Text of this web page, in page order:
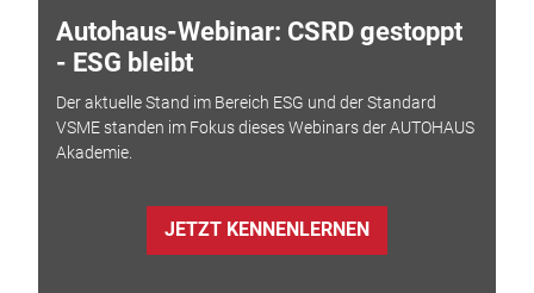
Autohaus-Webinar: CSRD gestoppt
- ESG bleibt
Der aktuelle Stand im Bereich ESG und der Standard
VSME standen im Fokus dieses Webinars der AUTOHAUS
Akademie.
JETZT KENNENLERNEN